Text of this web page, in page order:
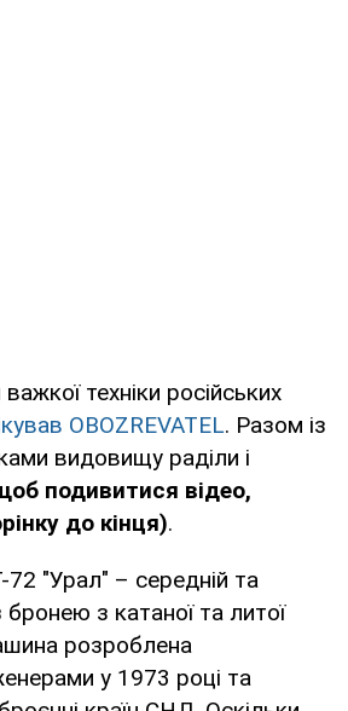
техніки російських
OBOZREVATEL. Разом із
видовищу раділи і
подивитися відео,
до кінця).
"Урал" – середній та
бронею з катаної та литої
розроблена
у 1973 році та